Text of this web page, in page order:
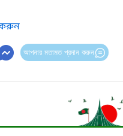
করুন
আপনার মতামত প্রদান করুন